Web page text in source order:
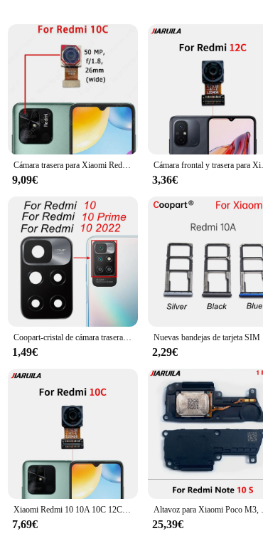
not just about connecting; they are designed to provide a
braided finish adds a touch of elegance to your device's
The cables are compatible with a variety of devices, making
also stylish. They are ideal for everyday use, whether
The sets are available for sale, making them an
for those who need to provide quality mobile phone
for their Redmi 10a smartphones.
Cámara trasera para Xiaomi Redmi 10 10A 10C Prime 2022 piezas de repuesto del módulo de cámara trasera
9,09€
Cámara frontal y
3,36€
Coopart-cristal de cámara trasera para Xiaomi Redmi 10A 10C Redmi 10 Prime 5G 2022, cubierta de cristal de lente de cámara principal con adhesivo, nuevo
1,49€ 2,29€
Xiaomi Redmi 10 10A 10C 12C 13C cámara frontal pequeña + módulo de cámara principal grande trasera, Cable flexible, nuevo, probado
7,69€
Altavoz para
25,39€